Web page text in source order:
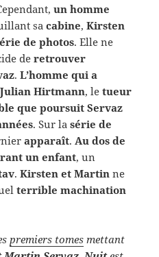
un homme
sacabine,Kirsten
de photos. Elle ne
deretrouver
.L’homme qui a
Hirtmann, letueur
que poursuit Servaz
. Sur lasérie de
apparaît. Au dos de
un enfant, un
.Kirsten et Martin ne
terrible machination
premiers tomes mettant